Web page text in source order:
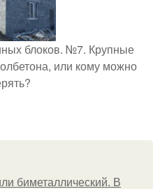
блоков. №7. Крупные
или кому можно
биметаллический. В